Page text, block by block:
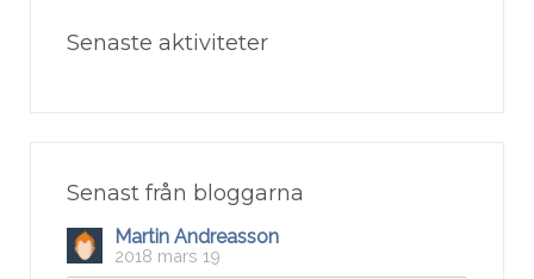
Senaste aktiviteter
Senast från bloggarna
Martin Andreasson
2018 mars 19